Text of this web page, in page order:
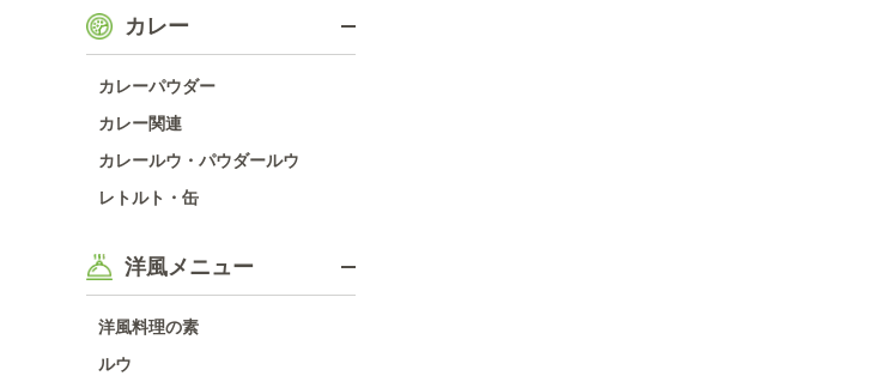
カレー
カレーパウダー
カレー関連
カレールウ・パウダールウ
レトルト・缶
洋風メニュー
洋風料理の素
ルウ